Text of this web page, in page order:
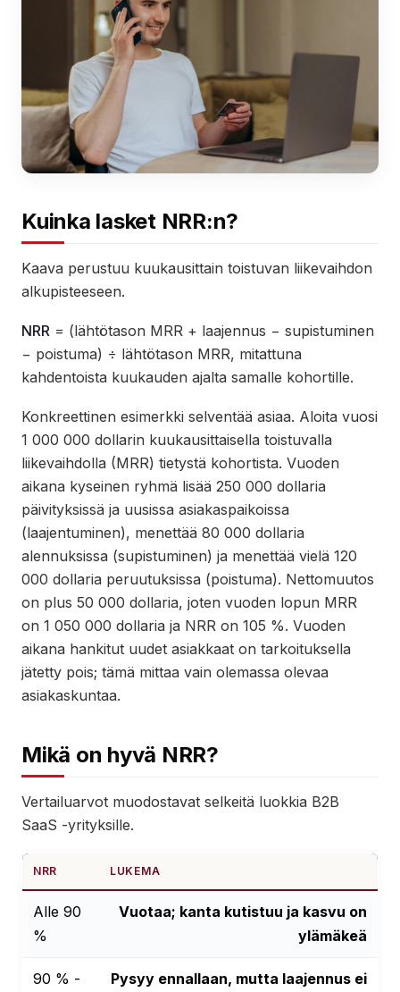
Kuinka lasket NRR:n?
Kaava perustuu kuukausittain toistuvan liikevaihdon
alkupisteeseen.
NRR = (lähtötason MRR + laajennus − supistuminen
− poistuma) ÷ lähtötason MRR, mitattuna
kahdentoista kuukauden ajalta samalle kohortille.
Konkreettinen esimerkki selventää asiaa. Aloita vuosi
1 000 000 dollarin kuukausittaisella toistuvalla
liikevaihdolla (MRR) tietystä kohortista. Vuoden
aikana kyseinen ryhmä lisää 250 000 dollaria
päivityksissä ja uusissa asiakaspaikoissa
(laajentuminen), menettää 80 000 dollaria
alennuksissa (supistuminen) ja menettää vielä 120
000 dollaria peruutuksissa (poistuma). Nettomuutos
on plus 50 000 dollaria, joten vuoden lopun MRR
on 1 050 000 dollaria ja NRR on 105 %. Vuoden
aikana hankitut uudet asiakkaat on tarkoituksella
jätetty pois; tämä mittaa vain olemassa olevaa
asiakaskuntaa.
Mikä on hyvä NRR?
Vertailuarvot muodostavat selkeitä luokkia B2B
SaaS -yrityksille.
NRR LUKEMA
Alle 90
%
Vuotaa; kanta kutistuu ja kasvu on
ylämäkeä
90 % -
Pysyy ennallaan, mutta laajennus ei